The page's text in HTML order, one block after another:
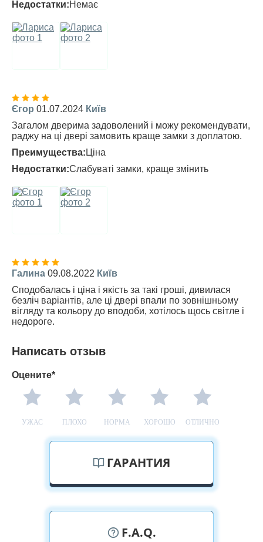
Недостатки:Немає
Єгор 01.07.2024 Київ
Загалом дверима задоволений і можу рекомендувати,
раджу на ці двері замовить краще замки з доплатою.
Преимущества: Ціна
Недостатки:Слабуваті замки, краще змінить
Галина 09.08.2022 Київ
Сподобалась і ціна і якість за такі гроші, дивилася
безліч варіантів, але ці двері впали по зовнішньому
вігляду та кольору до вподоби, хотілось щось світле і
недороге.
Написать отзыв
Оцените*
УЖАС ПЛОХО НОРМА ХОРОШО ОТЛИЧНО
ГАРАНТИЯ
F.A.Q.